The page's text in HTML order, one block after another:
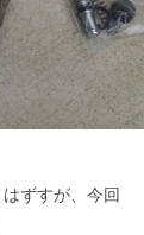
ずすが、今回